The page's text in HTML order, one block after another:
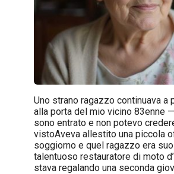
Uno strano ragazzo continuava a
alla porta del mio vicino 83enne
sono entrato e non potevo
vistoAveva allestito una piccola
soggiorno e quel ragazzo era
talentuoso restauratore di moto
stava regalando una seconda